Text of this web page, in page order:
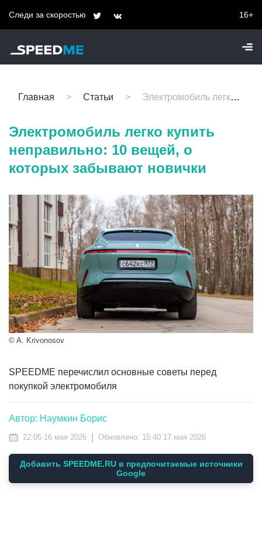
Следи за скоростью 16+
Главная Статьи Электромобиль легко купить неправильно: 10 вещей, о которых забывают новички
Электромобиль легко купить
неправильно: 10 вещей, о
которых забывают новички
© A. Krivonosov
SPEEDME перечислил основные советы перед
покупкой электромобиля
Автор: Наумкин Борис
22:05 16 мая 2026 Обновлено: 15:40 17 мая 2026
Добавить SPEEDME.RU в предпочитаемые источники
Google